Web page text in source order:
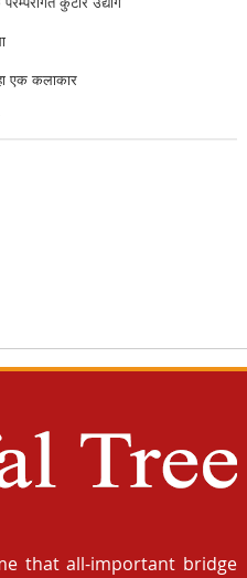
एक कलाकार
that all-important bridge